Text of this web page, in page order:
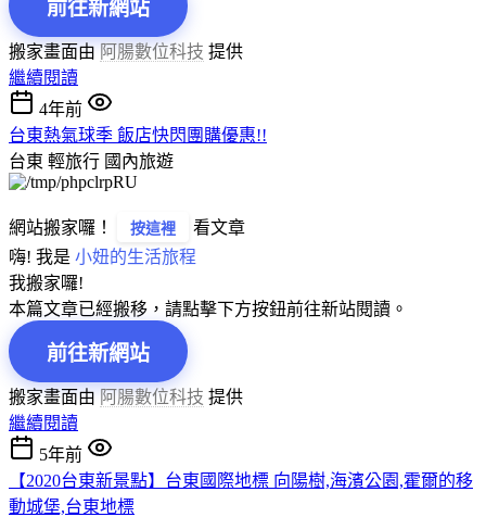
前往新網站
搬家畫面由 阿腸數位科技 提供
繼續閱讀
4年前
台東熱氣球季 飯店快閃團購優惠!!
台東 輕旅行 國內旅遊
網站搬家囉！ 按這裡
看文章
嗨! 我是 小妞的生活旅程
我搬家囉!
本篇文章已經搬移，請點擊下方按鈕前往新站閱讀。
前往新網站
搬家畫面由 阿腸數位科技 提供
繼續閱讀
5年前
【2020台東新景點】台東國際地標 向陽樹,海濱公園,霍爾的移
動城堡,台東地標